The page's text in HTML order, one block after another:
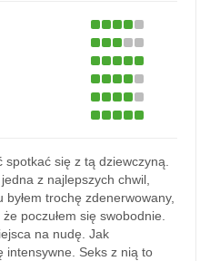
spotkać się z tą dziewczyną.
z najlepszych chwil,
byłem trochę zdenerwowany,
poczułem się swobodnie.
na nudę. Jak
intensywne. Seks z nią to